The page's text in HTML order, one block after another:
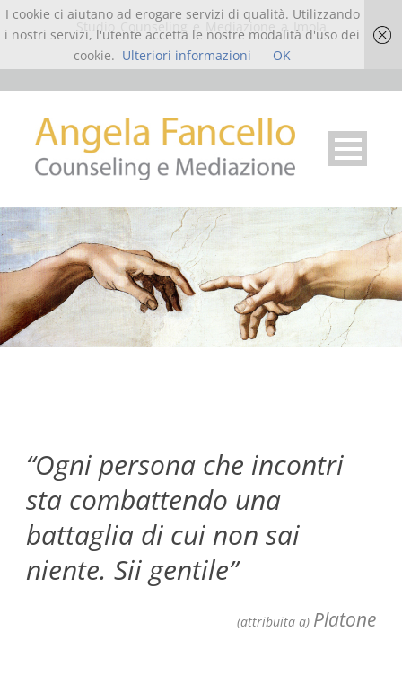
Studio Counseling e Mediazione a Imola
“Ogni persona che incontri
sta combattendo una
battaglia di cui non sai
niente. Sii gentile”
(attribuita a) Platone
I cookie ci aiutano ad erogare servizi di qualità. Utilizzando
i nostri servizi, l'utente accetta le nostre modalità d'uso dei
cookie. Ulteriori informazioni OK